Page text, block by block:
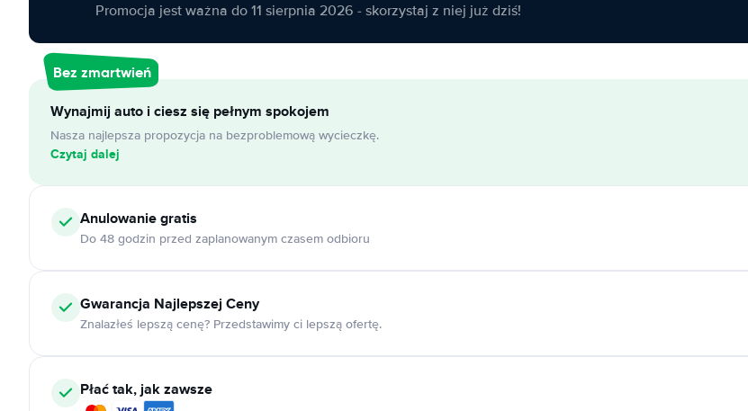
Promocja jest ważna do 11 sierpnia 2026 - skorzystaj z niej już dziś!
Bez zmartwień
Wynajmij auto i ciesz się pełnym spokojem
Nasza najlepsza propozycja na bezproblemową wycieczkę.
Czytaj dalej
Anulowaniegratis
Do 48 godzin przed zaplanowanym czasem odbioru
Gwarancja Najlepszej Ceny
Znalazłeś lepszą cenę? Przedstawimy ci lepszą ofertę.
Płać tak, jak zawsze